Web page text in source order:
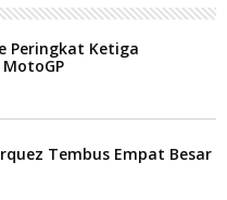
Peringkat Ketiga
Tembus Empat Besar